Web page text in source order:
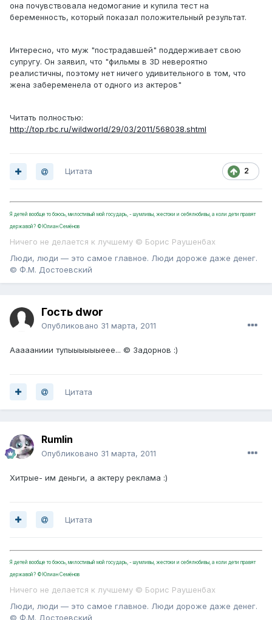
она почувствовала недомогание и купила тест на
беременность, который показал положительный результат.
Интересно, что муж "пострадавшей" поддерживает свою
супругу. Он заявил, что "фильмы в 3D невероятно
реалистичны, поэтому нет ничего удивительного в том, что
жена забеременела от одного из актеров"
Читать полностью:
http://top.rbc.ru/wildworld/29/03/2011/568038.shtml
2
Цитата
Я детей вообще то боюсь, милостивый мой государь, - шумливы, жестоки и себялюбивы, а коли дети правят
державой? ©Юлиан Семёнов
Ничего не делается к лучшему © Борис Раушенбах
Люди, люди — это самое главное. Люди дороже даже денег.
© Ф.М. Достоевский
Гость dwor
Опубликовано 31 марта, 2011
Аааааниии тупыыыыыыеее... © Задорнов :)
Цитата
Rumlin
Опубликовано 31 марта, 2011
Хитрые- им деньги, а актеру реклама :)
Цитата
Я детей вообще то боюсь, милостивый мой государь, - шумливы, жестоки и себялюбивы, а коли дети правят
державой? ©Юлиан Семёнов
Ничего не делается к лучшему © Борис Раушенбах
Люди, люди — это самое главное. Люди дороже даже денег.
© Ф.М. Достоевский